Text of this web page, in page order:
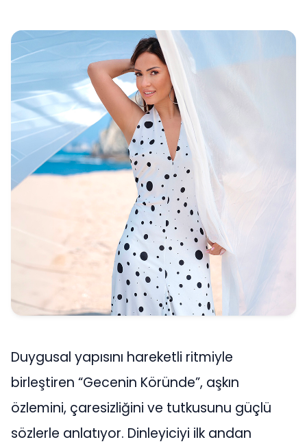
Duygusal yapısını hareketli ritmiyle
birleştiren “Gecenin Köründe”, aşkın
özlemini, çaresizliğini ve tutkusunu güçlü
sözlerle anlatıyor. Dinleyiciyi ilk andan